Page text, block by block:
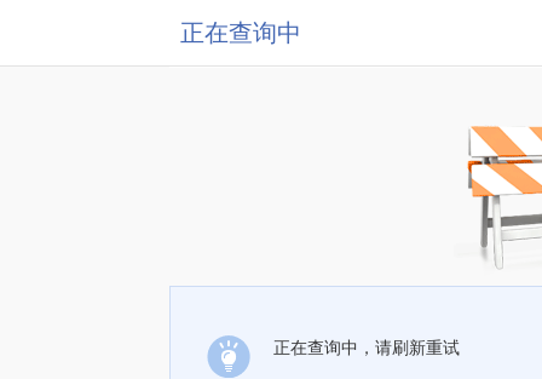
正在查询中
正在查询中，请刷新重试